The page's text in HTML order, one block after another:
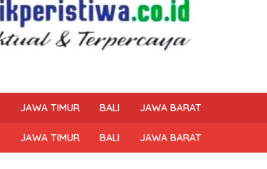
JAWA TIMUR BALI JAWA BARAT
JAWA TIMUR BALI JAWA BARAT